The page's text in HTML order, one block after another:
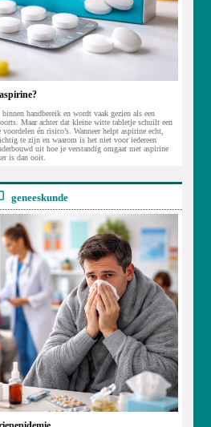
handbereik en wordt vaak gezien als een
Maar achter dat kleine witte tabletje schuilt een
én risico’s. Wanneer helpt aspirine echt,
te zijn en waarom is het niet voor iedereen
uit hoe je verstandig omgaat met aspirine
is dan ooit.
geneeskunde